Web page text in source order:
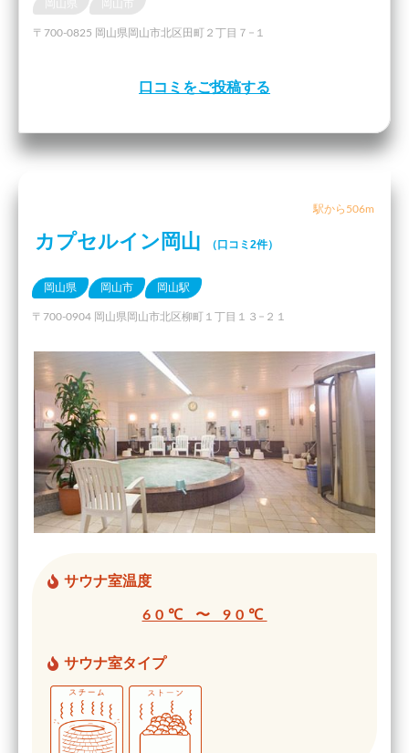
〒700-0825 岡山県岡山市北区田町２丁目７−１
口コミをご投稿する
駅から506m
カプセルイン岡山 （口コミ2件）
岡山県 岡山市 岡山駅
〒700-0904 岡山県岡山市北区柳町１丁目１３−２１
サウナ室温度
60℃ 〜 90℃
サウナ室タイプ